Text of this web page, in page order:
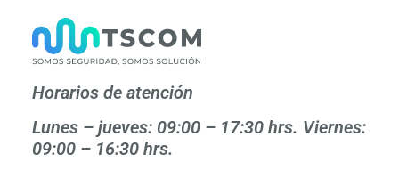
Horarios de atención
Lunes – jueves: 09:00 – 17:30 hrs. Viernes:
09:00 – 16:30 hrs.